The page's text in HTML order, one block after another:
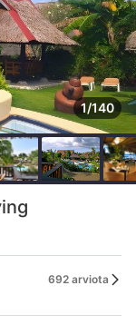
1/140
692 arviota